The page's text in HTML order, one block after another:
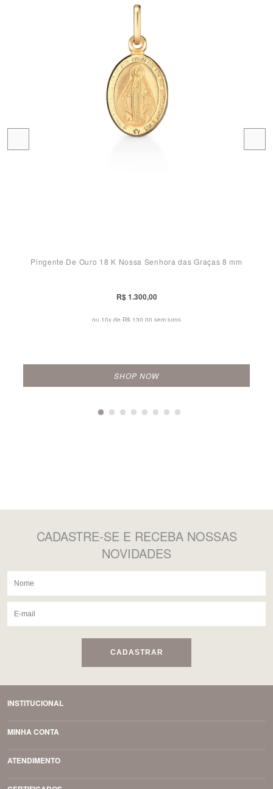
Pingente De Ouro 18 K Nossa Senhora das Graças 8 mm
R$ 1.300,00
ou 10x de R$ 130,00 sem juros
SHOP NOW
CADASTRE-SE E RECEBA NOSSAS
NOVIDADES
CADASTRAR
INSTITUCIONAL
MINHA CONTA
ATENDIMENTO